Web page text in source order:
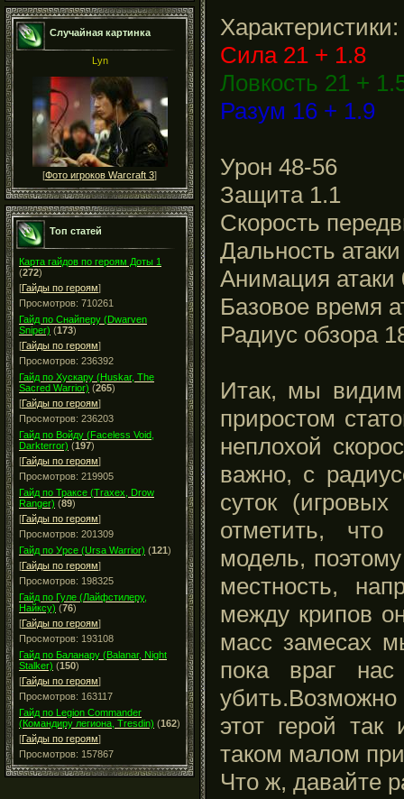
Случайная картинка
Lyn
[Фото игроков Warcraft 3]
Топ статей
Карта гайдов по героям Доты 1
(272)
[Гайды по героям]
Просмотров: 710261
Гайд по Снайперу (Dwarven
Sniper) (173)
[Гайды по героям]
Просмотров: 236392
Гайд по Хускару (Huskar, The
Sacred Warrior) (265)
[Гайды по героям]
Просмотров: 236203
Гайд по Войду (Faceless Void,
Darkterror) (197)
[Гайды по героям]
Просмотров: 219905
Гайд по Траксе (Traxex, Drow
Ranger) (89)
[Гайды по героям]
Просмотров: 201309
Гайд по Урсе (Ursa Warrior) (121)
[Гайды по героям]
Просмотров: 198325
Гайд по Гуле (Лайфстилеру,
Найксу) (76)
[Гайды по героям]
Просмотров: 193108
Гайд по Баланару (Balanar, Night
Stalker) (150)
[Гайды по героям]
Просмотров: 163117
Гайд по Legion Commander
(Командиру легиона, Tresdin) (162)
[Гайды по героям]
Просмотров: 157867
Характеристики:
Сила 21 + 1.8
Ловкость 21 +
Разум 16 + 1.9
Урон 48-56
Защита 1.1
Скорость
Дальность
Анимация атаки
Базовое время
Радиус обзора
Итак, мы видим
приростом
неплохой
важно, с
суток
отметить,
модель,
местность,
между крипов
масс замесах
пока враг
этот герой
таком малом
Что ж, давайте